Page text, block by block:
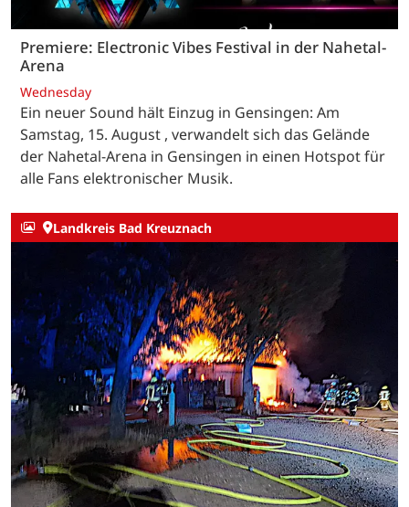
Premiere: Electronic Vibes Festival in der Nahetal-
Arena
Wednesday
Ein neuer Sound hält Einzug in Gensingen: Am
Samstag, 15. August , verwandelt sich das Gelände
der Nahetal-Arena in Gensingen in einen Hotspot für
alle Fans elektronischer Musik.
Landkreis Bad Kreuznach